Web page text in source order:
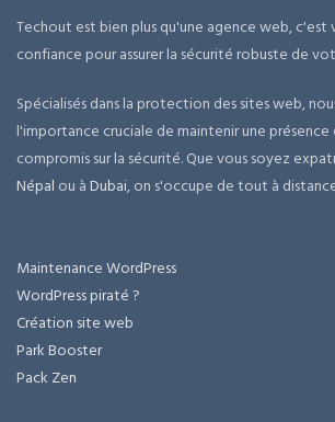
Techout est bien plus qu'une agence web,
confiance pour assurer la sécurité robuste de
Spécialisés dans la protection des sites web,
l'importance cruciale de maintenir une présence
compromis sur la sécurité. Que vous soyez
Népal ou àDubai, on s'occupe de tout à
Maintenance WordPress
WordPress piraté ?
Création site web
Park Booster
Pack Zen